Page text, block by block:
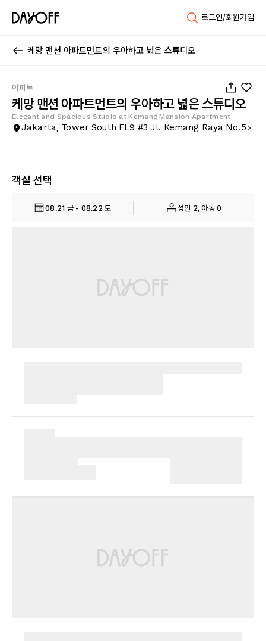
로그인/회원가입
케망 맨션 아파트먼트의 우아하고 넓은 스튜디오
아파트
케망 맨션 아파트먼트의 우아하고 넓은 스튜디오
Elegant and Spacious Studio at Kemang Mansion Apartment
Jakarta, Tower South FL9 #3 Jl. Kemang Raya No.5
객실 선택
08.21 금 - 08.22 토 성인 2, 아동 0